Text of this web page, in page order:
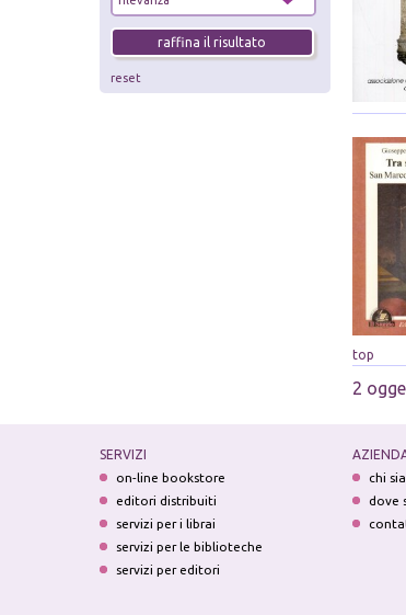
reset
top
2
SERVIZI
on-line bookstore
editori distribuiti
servizi per i librai
servizi per le biblioteche
servizi per editori
chi
dove